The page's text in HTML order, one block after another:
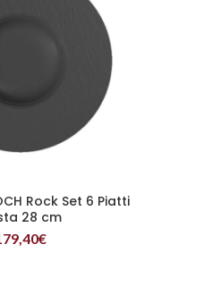
TUTTO
Rock Set 6 Piatti
28 cm
€